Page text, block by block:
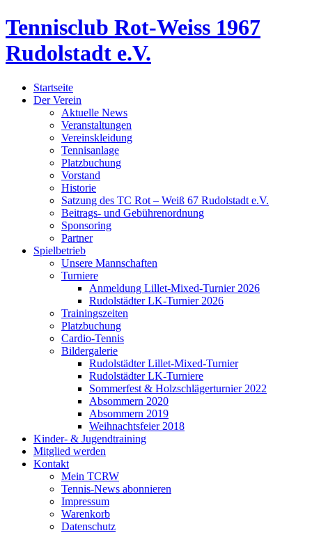
Tennisclub Rot-Weiss 1967
Rudolstadt e.V.
Startseite
Der Verein
Aktuelle News
Veranstaltungen
Vereinskleidung
Tennisanlage
Platzbuchung
Vorstand
Historie
Satzung des TC Rot – Weiß 67 Rudolstadt e.V.
Beitrags- und Gebührenordnung
Sponsoring
Partner
Spielbetrieb
Unsere Mannschaften
Turniere
Anmeldung Lillet-Mixed-Turnier 2026
Rudolstädter LK-Turnier 2026
Trainingszeiten
Platzbuchung
Cardio-Tennis
Bildergalerie
Rudolstädter Lillet-Mixed-Turnier
Rudolstädter LK-Turniere
Sommerfest & Holzschlägerturnier 2022
Absommern 2020
Absommern 2019
Weihnachtsfeier 2018
Kinder- & Jugendtraining
Mitglied werden
Kontakt
Mein TCRW
Tennis-News abonnieren
Impressum
Warenkorb
Datenschutz